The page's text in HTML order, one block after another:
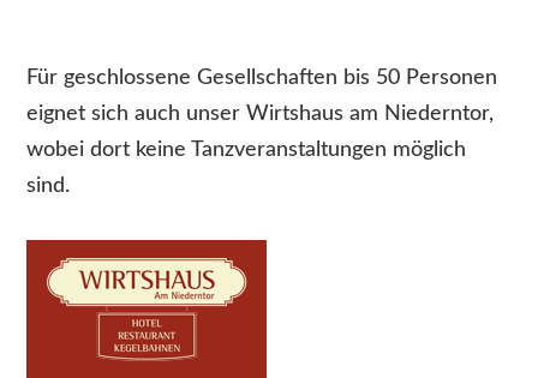
Für geschlossene Gesellschaften bis 50 Personen
eignet sich auch unser Wirtshaus am Niederntor,
wobei dort keine Tanzveranstaltungen möglich
sind.